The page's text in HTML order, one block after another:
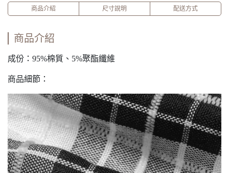
商品介紹 尺寸說明 配送方式
商品介紹
成份：95%棉質、5%聚酯纖維
商品細節：